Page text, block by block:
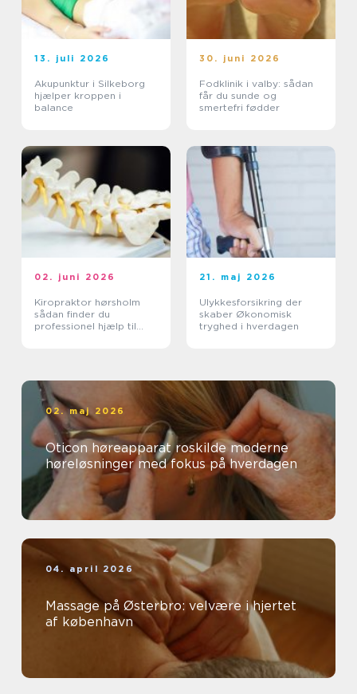
13. juli 2026
Akupunktur i Silkeborg
hjælper kroppen i
balance
30. juni 2026
Fodklinik i valby: sådan
får du sunde og
smertefri fødder
02. juni 2026
Kiropraktor hørsholm
sådan finder du
professionel hjælp til
21. maj 2026
Ulykkesforsikring der
skaber Økonomisk
tryghed i hverdagen
02. maj 2026
Oticon høreapparat roskilde moderne
høreløsninger med fokus på hverdagen
04. april 2026
Massage på Østerbro: velvære i hjertet
af københavn